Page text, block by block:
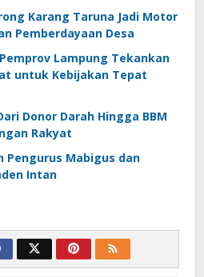
Karang Taruna Jadi Motor
Pemberdayaan Desa
Lampung Tekankan
untuk Kebijakan Tepat
Donor Darah Hingga BBM
Rakyat
Pengurus Mabigus dan
Intan